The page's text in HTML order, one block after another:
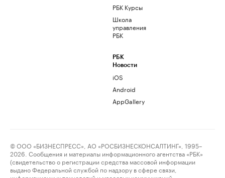
РБК Курсы
Школа
управления
РБК
РБК
Новости
iOS
Android
AppGallery
© ООО «БИЗНЕСПРЕСС», АО «РОСБИЗНЕСКОНСАЛТИНГ», 1995–
2026. Сообщения и материалы информационного агентства «РБК»
(свидетельство о регистрации средства массовой информации
выдано Федеральной службой по надзору в сфере связи,